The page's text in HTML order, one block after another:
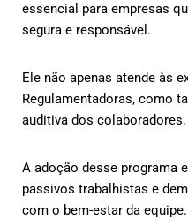
essencial para empresas
segura e responsável.
Ele não apenas atende às
Regulamentadoras, como
auditiva dos colaboradores.
A adoção desse programa
passivos trabalhistas e
com o bem-estar da equipe.